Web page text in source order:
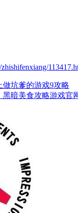
做坑爹的游戏9攻略
暗美食攻略游戏官